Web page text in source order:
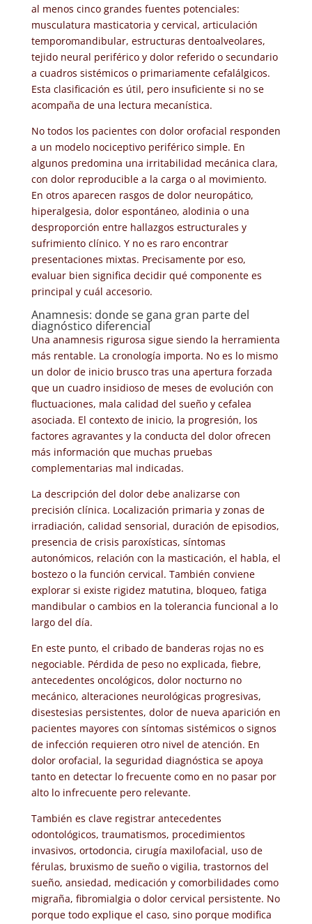
al menos cinco grandes fuentes potenciales:
musculatura masticatoria y cervical, articulación
temporomandibular, estructuras dentoalveolares,
tejido neural periférico y dolor referido o secundario
a cuadros sistémicos o primariamente cefalálgicos.
Esta clasificación es útil, pero insuficiente si no se
acompaña de una lectura mecanística.
No todos los pacientes con dolor orofacial responden
a un modelo nociceptivo periférico simple. En
algunos predomina una irritabilidad mecánica clara,
con dolor reproducible a la carga o al movimiento.
En otros aparecen rasgos de dolor neuropático,
hiperalgesia, dolor espontáneo, alodinia o una
desproporción entre hallazgos estructurales y
sufrimiento clínico. Y no es raro encontrar
presentaciones mixtas. Precisamente por eso,
evaluar bien significa decidir qué componente es
principal y cuál accesorio.
Anamnesis: donde se gana gran parte del
diagnóstico diferencial
Una anamnesis rigurosa sigue siendo la herramienta
más rentable. La cronología importa. No es lo mismo
un dolor de inicio brusco tras una apertura forzada
que un cuadro insidioso de meses de evolución con
fluctuaciones, mala calidad del sueño y cefalea
asociada. El contexto de inicio, la progresión, los
factores agravantes y la conducta del dolor ofrecen
más información que muchas pruebas
complementarias mal indicadas.
La descripción del dolor debe analizarse con
precisión clínica. Localización primaria y zonas de
irradiación, calidad sensorial, duración de episodios,
presencia de crisis paroxísticas, síntomas
autonómicos, relación con la masticación, el habla, el
bostezo o la función cervical. También conviene
explorar si existe rigidez matutina, bloqueo, fatiga
mandibular o cambios en la tolerancia funcional a lo
largo del día.
En este punto, el cribado de banderas rojas no es
negociable. Pérdida de peso no explicada, fiebre,
antecedentes oncológicos, dolor nocturno no
mecánico, alteraciones neurológicas progresivas,
disestesias persistentes, dolor de nueva aparición en
pacientes mayores con síntomas sistémicos o signos
de infección requieren otro nivel de atención. En
dolor orofacial, la seguridad diagnóstica se apoya
tanto en detectar lo frecuente como en no pasar por
alto lo infrecuente pero relevante.
También es clave registrar antecedentes
odontológicos, traumatismos, procedimientos
invasivos, ortodoncia, cirugía maxilofacial, uso de
férulas, bruxismo de sueño o vigilia, trastornos del
sueño, ansiedad, medicación y comorbilidades como
migraña, fibromialgia o dolor cervical persistente. No
porque todo explique el caso, sino porque modifica